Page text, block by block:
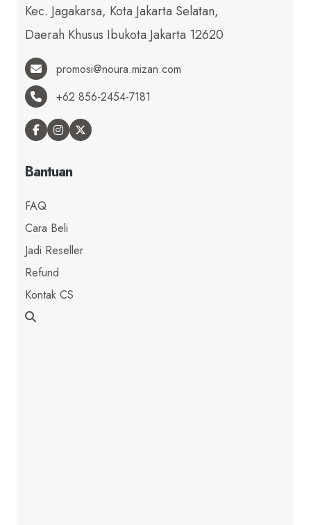
Kec. Jagakarsa, Kota Jakarta Selatan,
Daerah Khusus Ibukota Jakarta 12620
promosi@noura.mizan.com
+62 856-2454-7181
Bantuan
FAQ
Cara Beli
Jadi Reseller
Refund
Kontak CS